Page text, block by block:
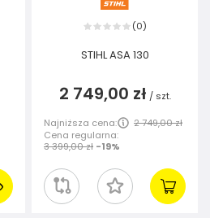
(0)
STIHL ASA 130
2 749,00 zł / szt.
Najniższa cena:
2 749,00 zł
Cena regularna:
3 399,00 zł -19%